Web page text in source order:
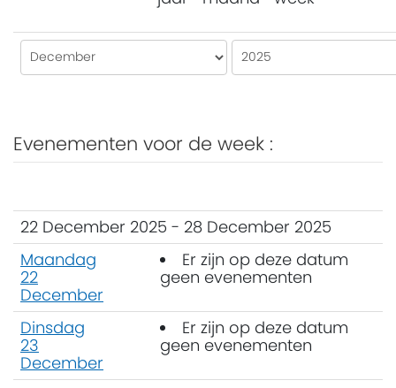
Evenementen voor de week :
22 December 2025 - 28 December 2025
Maandag
22
December
Er zijn op deze datum
geen evenementen
Dinsdag
23
December
Er zijn op deze datum
geen evenementen